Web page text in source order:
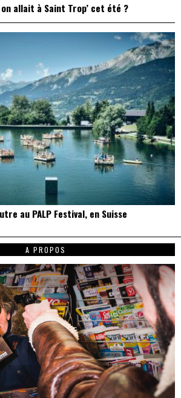
allait à Saint Trop’ cet été ?
au PALP Festival, en Suisse
A PROPOS